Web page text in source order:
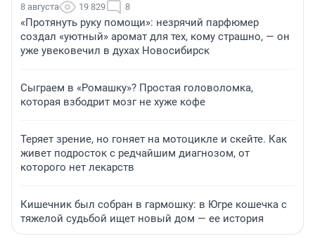
8 августа 19 829 8
«Протянуть руку помощи»: незрячий парфюмер
создал «уютный» аромат для тех, кому страшно, — он
уже увековечил в духах Новосибирск
Сыграем в «Ромашку»? Простая головоломка,
которая взбодрит мозг не хуже кофе
Теряет зрение, но гоняет на мотоцикле и скейте. Как
живет подросток с редчайшим диагнозом, от
которого нет лекарств
Кишечник был собран в гармошку: в Югре кошечка с
тяжелой судьбой ищет новый дом — ее история